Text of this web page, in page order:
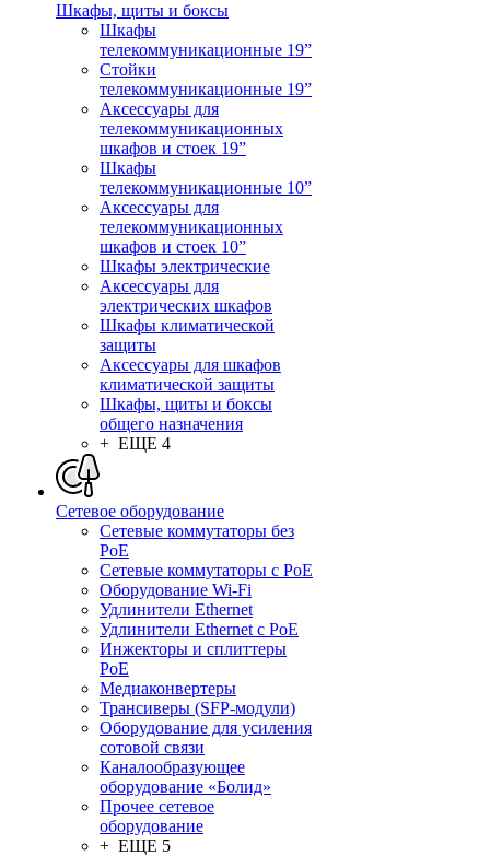
Шкафы, щиты и боксы
Шкафы
телекоммуникационные 19”
Стойки
телекоммуникационные 19”
Аксессуары для
телекоммуникационных
шкафов и стоек 19”
Шкафы
телекоммуникационные 10”
Аксессуары для
телекоммуникационных
шкафов и стоек 10”
Шкафы электрические
Аксессуары для
электрических шкафов
Шкафы климатической
защиты
Аксессуары для шкафов
климатической защиты
Шкафы, щиты и боксы
общего назначения
+ ЕЩЕ 4
Сетевое оборудование
Сетевые коммутаторы без
PoE
Сетевые коммутаторы с PoE
Оборудование Wi-Fi
Удлинители Ethernet
Удлинители Ethernet с PoE
Инжекторы и сплиттеры
PoE
Медиаконвертеры
Трансиверы (SFP-модули)
Оборудование для усиления
сотовой связи
Каналообразующее
оборудование «Болид»
Прочее сетевое
оборудование
+ ЕЩЕ 5